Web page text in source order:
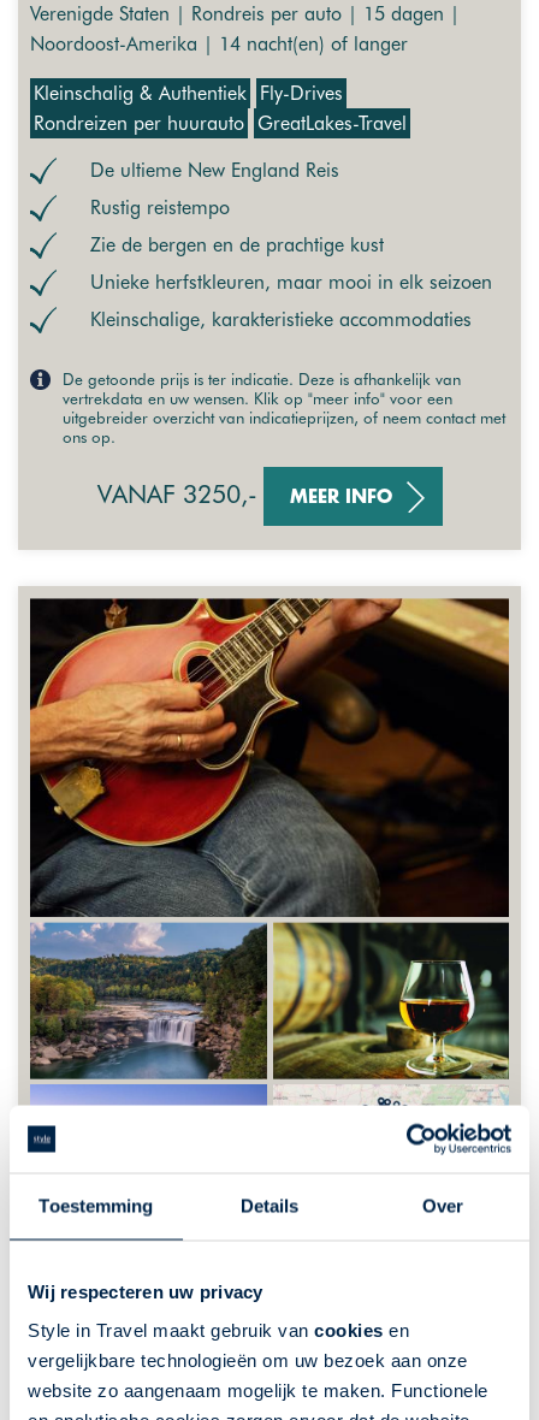
Toestemming Details Over
Wij respecteren uw privacy
Style in Travel maakt gebruik van cookies en
vergelijkbare technologieën om uw bezoek aan onze
website zo aangenaam mogelijk te maken. Functionele
Verenigde Staten | Rondreis per auto | 15 dagen |
Noordoost-Amerika | 14 nacht(en) of langer
Kleinschalig & Authentiek
Fly-Drives
Rondreizen per huurauto GreatLakes-Travel
De ultieme New England Reis
Rustig reistempo
Zie de bergen en de prachtige kust
Unieke herfstkleuren, maar mooi in elk seizoen
Kleinschalige, karakteristieke accommodaties
De getoonde prijs is ter indicatie. Deze is afhankelijk van
vertrekdata en uw wensen. Klik op "meer info" voor een
uitgebreider overzicht van indicatieprijzen, of neem contact met
ons op.
VANAF 3250,- MEER INFO
GLT202: Rondreis Kentucky - Blue
Verenigde Staten | Rondreis per auto | 20 dagen |
Deep South USA | 19 nacht(en) of langer